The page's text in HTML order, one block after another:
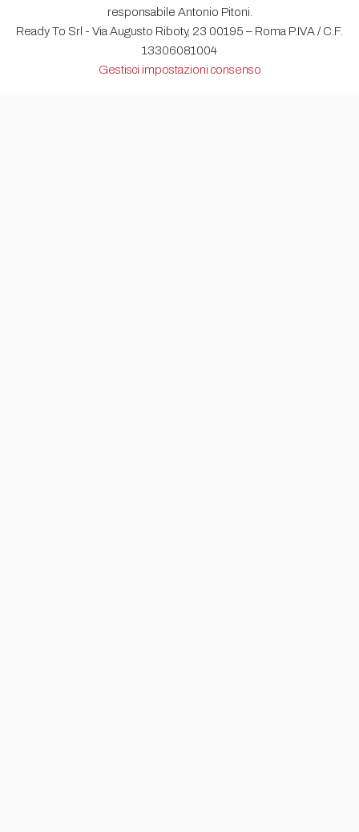
responsabile Antonio Pitoni.
Ready To Srl - Via Augusto Riboty, 23 00195 – Roma P.IVA / C.F.
13306081004
Gestisci impostazioni consenso